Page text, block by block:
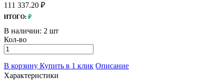
111 337.20 ₽
ИТОГО: ₽
В наличии: 2 шт
Кол-во
В корзину Купить в 1 клик Описание
Характеристики